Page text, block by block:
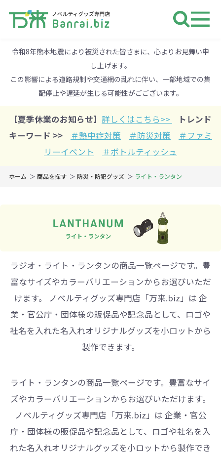
令和8年熊本地震により被災された皆さまに、心よりお見舞い申
し上げます。
この影響による道路規制や交通網の乱れに伴い、一部地域での集
配停止や遅延が生じる可能性がごございます。
【夏季休業のお知らせ】 詳しくはこちら>>
トレンド
キーワード >>
＃熱中症対策 ＃防災対策
＃ファミ
リーイベント
＃ボトルティッシュ
ホーム 商品を探す 防災・防犯グッズ ライト・ランタン
ラジオ・ライト・ランタンの商品一覧ページです。豊
富なサイズやカラーバリエーションからお選びいただ
けます。 ノベルティグッズ専門店「万来.biz」は 企
業・官公庁・団体様の販促品や記念品として、ロゴや
社名を入れた名入れオリジナルグッズを小ロットから
製作できます。
ライト・ランタンの商品一覧ページです。豊富なサイ
ズやカラーバリエーションからお選びいただけます。
ノベルティグッズ専門店「万来.biz」は 企業・官公
庁・団体様の販促品や記念品として、ロゴや社名を入
れた名入れオリジナルグッズを小ロットから製作でき